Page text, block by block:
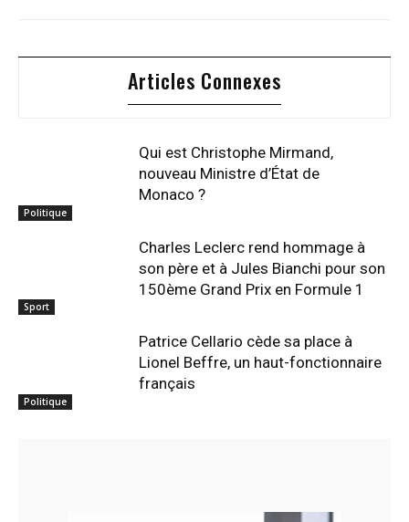
Articles Connexes
Politique
Qui est Christophe Mirmand,
nouveau Ministre d’État de
Monaco ?
Sport
Charles Leclerc rend hommage à
son père et à Jules Bianchi pour son
150ème Grand Prix en Formule 1
Politique
Patrice Cellario cède sa place à
Lionel Beffre, un haut-fonctionnaire
français